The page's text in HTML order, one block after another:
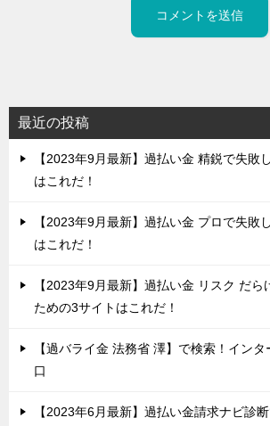
最近の投稿
【2023年9月最新】過払い金 精鋭で失敗
はこれだ！
【2023年9月最新】過払い金 プロで失敗
はこれだ！
【2023年9月最新】過払い金 リスク だ
ための3サイトはこれだ！
【過バライ金 法務省 澤】で検索！イン
口
【2023年6月最新】過払い金請求ナビ診